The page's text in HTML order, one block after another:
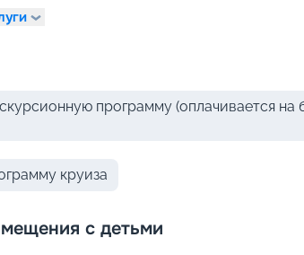
программу (оплачивается на
круиза
с детьми